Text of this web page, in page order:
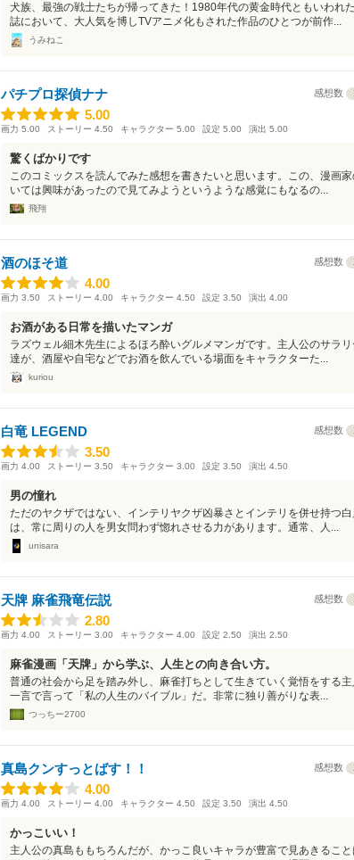
犬族、最強の戦士たちが帰ってきた！1980年代の黄金時代ともいわれ
誌において、大人気を博しTVアニメ化もされた作品のひとつが前作...
うみねこ
パチプロ探偵ナナ 感想数
5.00
5.00
画力 5.00 ストーリー 4.50 キャラクター 5.00 設定 5.00 演出 5.00
驚くばかりです
このコミックスを読んでみた感想を書きたいと思います。この、漫画
いては興味があったので見てみようというような感覚にもなるの...
飛翔
酒のほそ道 感想数
4.00
4.00
画力 3.50 ストーリー 4.00 キャラクター 4.50 設定 3.50 演出 4.00
お酒がある日常を描いたマンガ
ラズウェル細木先生によるほろ酔いグルメマンガです。主人公のサラ
達が、酒屋や自宅などでお酒を飲んでいる場面をキャラクターた...
kuriou
白竜 LEGEND 感想数
3.50
3.50
画力 4.00 ストーリー 3.50 キャラクター 3.00 設定 3.50 演出 4.50
男の憧れ
ただのヤクザではない、インテリヤクザ凶暴さとインテリを併せ持つ
は、常に周りの人を男女問わず惚れさせる力があります。通常、人...
unisara
天牌 麻雀飛竜伝説 感想数
2.80
2.80
画力 4.00 ストーリー 3.00 キャラクター 4.00 設定 2.50 演出 2.50
麻雀漫画「天牌」から学ぶ、人生との向き合い方。
普通の社会から足を踏み外し、麻雀打ちとして生きていく覚悟をする
一言で言って「私の人生のバイブル」だ。非常に独り善がりな表...
つっちー2700
真島クンすっとばす！！ 感想数
4.00
4.00
画力 4.00 ストーリー 4.00 キャラクター 4.50 設定 3.50 演出 4.50
かっこいい！
主人公の真島ももちろんだが、かっこ良いキャラが豊富で見あきること